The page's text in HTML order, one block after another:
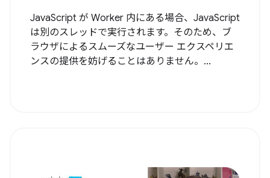
JavaScript が Worker 内にある場合、JavaScript
は別のスレッドで実行されます。そのため、ブ
ラウザによるスムーズなユーザー エクスペリエ
ンスの提供を妨げることはありません。...